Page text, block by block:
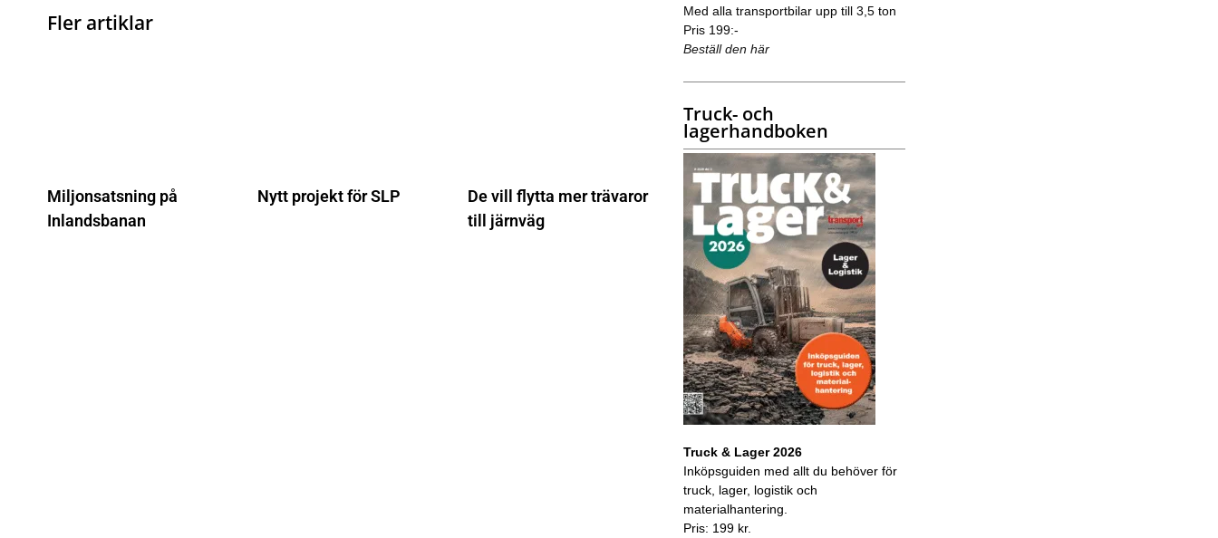
Fler artiklar
Miljonsatsning på
Inlandsbanan
Nytt projekt för SLP
De vill flytta mer trävaror
till järnväg
Med alla transportbilar upp till 3,5 ton
Pris 199:-
Beställ den här
Truck- och
lagerhandboken
Truck & Lager 2026
Inköpsguiden med allt du behöver för
truck, lager, logistik och
materialhantering.
Pris: 199 kr.